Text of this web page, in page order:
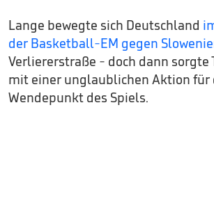
Lange bewegte sich Deutschland
der Basketball-EM gegen
Verliererstraße - doch dann sorgte
mit einer unglaublichen Aktion für
Wendepunkt des Spiels.